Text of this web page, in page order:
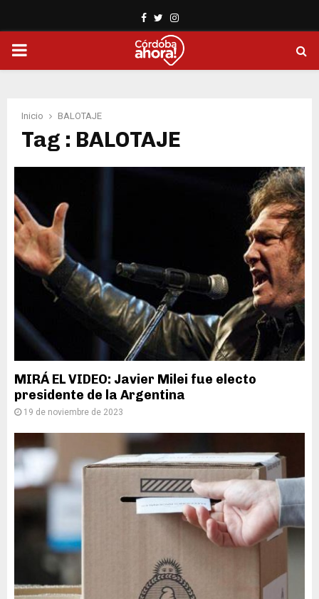
Facebook
TwitterInstagram
PRIMARY
Inicio BALOTAJE
Tag : BALOTAJE
MIRÁ EL VIDEO: Javier Milei fue electo
presidente de la Argentina
19 de noviembre de 2023